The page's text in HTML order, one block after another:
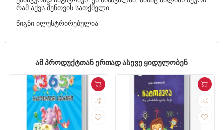
რამ აქვს შენთვის სათქმელი…
წიგნი ილუსტრირებულია
ᲐᲛ ᲞᲠᲝᲓᲣᲥᲢᲗᲐᲜ ᲔᲠᲗᲐᲓ ᲐᲡᲔᲕᲔ ᲧᲘᲓᲣᲚᲝᲑᲔᲜ